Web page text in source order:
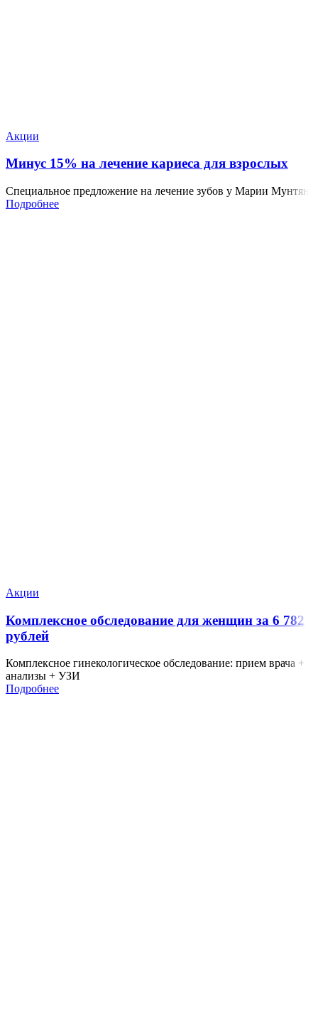
Акции
Минус 15% на лечение кариеса для взрослых
Специальное предложение на лечение зубов у Марии Мунтян
Подробнее
Акции
Комплексное обследование для женщин за 6 782
рублей
Комплексное гинекологическое обследование: прием врача +
анализы + УЗИ
Подробнее